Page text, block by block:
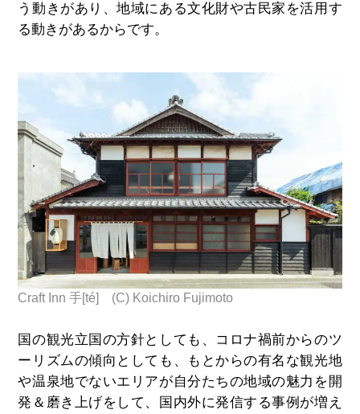
う動きがあり、地域にある文化財や古民家を活用す
る動きがあるからです。
Craft Inn 手[té] (C) Koichiro Fujimoto
国の観光立国の方針としても、コロナ禍前からのツ
ーリズムの傾向としても、もとからの有名な観光地
や温泉地でないエリアが自分たちの地域の魅力を開
発＆磨き上げをして、国内外に発信する事例が増え